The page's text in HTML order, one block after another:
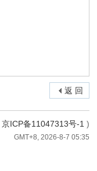
返 回
京ICP备11047313号-1 )
GMT+8, 2026-8-7 05:35